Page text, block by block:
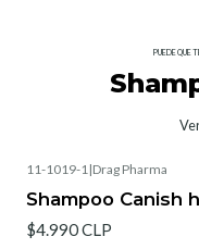
PUEDE QUE
11-1019-1|Drag Pharma
Shampoo Canish
$4.990 CLP